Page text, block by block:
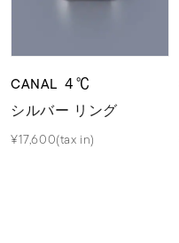
CANAL ４℃
シルバー リング
¥17,600(tax in)